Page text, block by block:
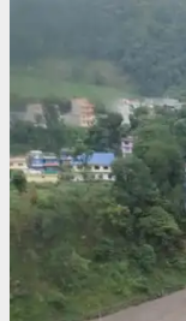
छ
संवैधानिक
आयोगका
५२
रिटमा
सर्वोच्चको